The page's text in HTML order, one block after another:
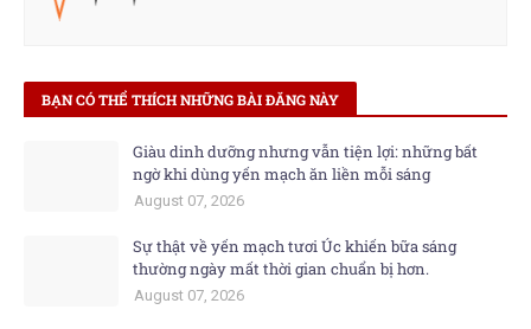
BẠN CÓ THỂ THÍCH NHỮNG BÀI ĐĂNG NÀY
Giàu dinh dưỡng nhưng vẫn tiện lợi: những bất
ngờ khi dùng yến mạch ăn liền mỗi sáng
August 07, 2026
Sự thật về yến mạch tươi Úc khiến bữa sáng
thường ngày mất thời gian chuẩn bị hơn.
August 07, 2026